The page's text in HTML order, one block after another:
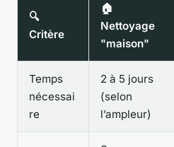
🔍
Critère
🏠
Nettoyage
"maison"
Temps
nécessai
re
2 à 5 jours
(selon
l’ampleur)